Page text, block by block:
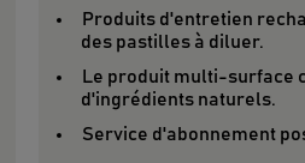
Produits d'entretien
des pastilles à diluer.
Le produit multi-surface
d'ingrédients naturels.
Service d'abonnement